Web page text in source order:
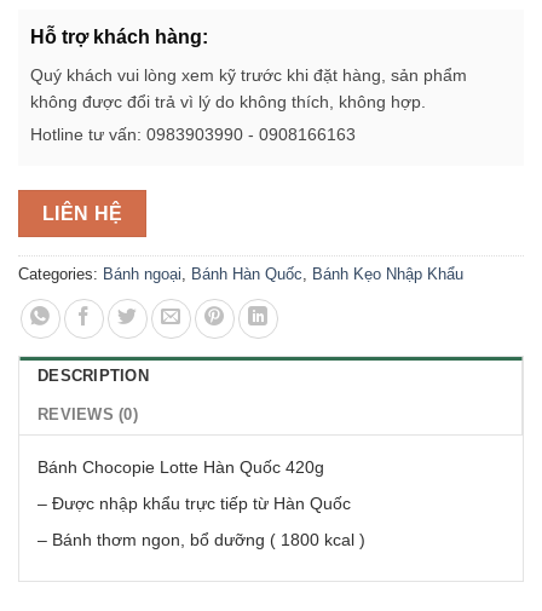
Hỗ trợ khách hàng:
Quý khách vui lòng xem kỹ trước khi đặt hàng, sản phẩm
không được đổi trả vì lý do không thích, không hợp.
Hotline tư vấn: 0983903990 - 0908166163
LIÊN HỆ
Categories: Bánh ngoại, Bánh Hàn Quốc, Bánh Kẹo Nhập Khẩu
DESCRIPTION
REVIEWS (0)
Bánh Chocopie Lotte Hàn Quốc 420g
– Được nhập khẩu trực tiếp từ Hàn Quốc
– Bánh thơm ngon, bổ dưỡng ( 1800 kcal )